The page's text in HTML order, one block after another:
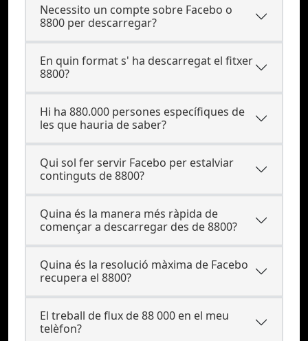
Necessito un compte sobre Facebo o
8800 per descarregar?
En quin format s' ha descarregat el fitxer
8800?
Hi ha 880.000 persones específiques de
les que hauria de saber?
Qui sol fer servir Facebo per estalviar
continguts de 8800?
Quina és la manera més ràpida de
començar a descarregar des de 8800?
Quina és la resolució màxima de Facebo
recupera el 8800?
El treball de flux de 88 000 en el meu
telèfon?